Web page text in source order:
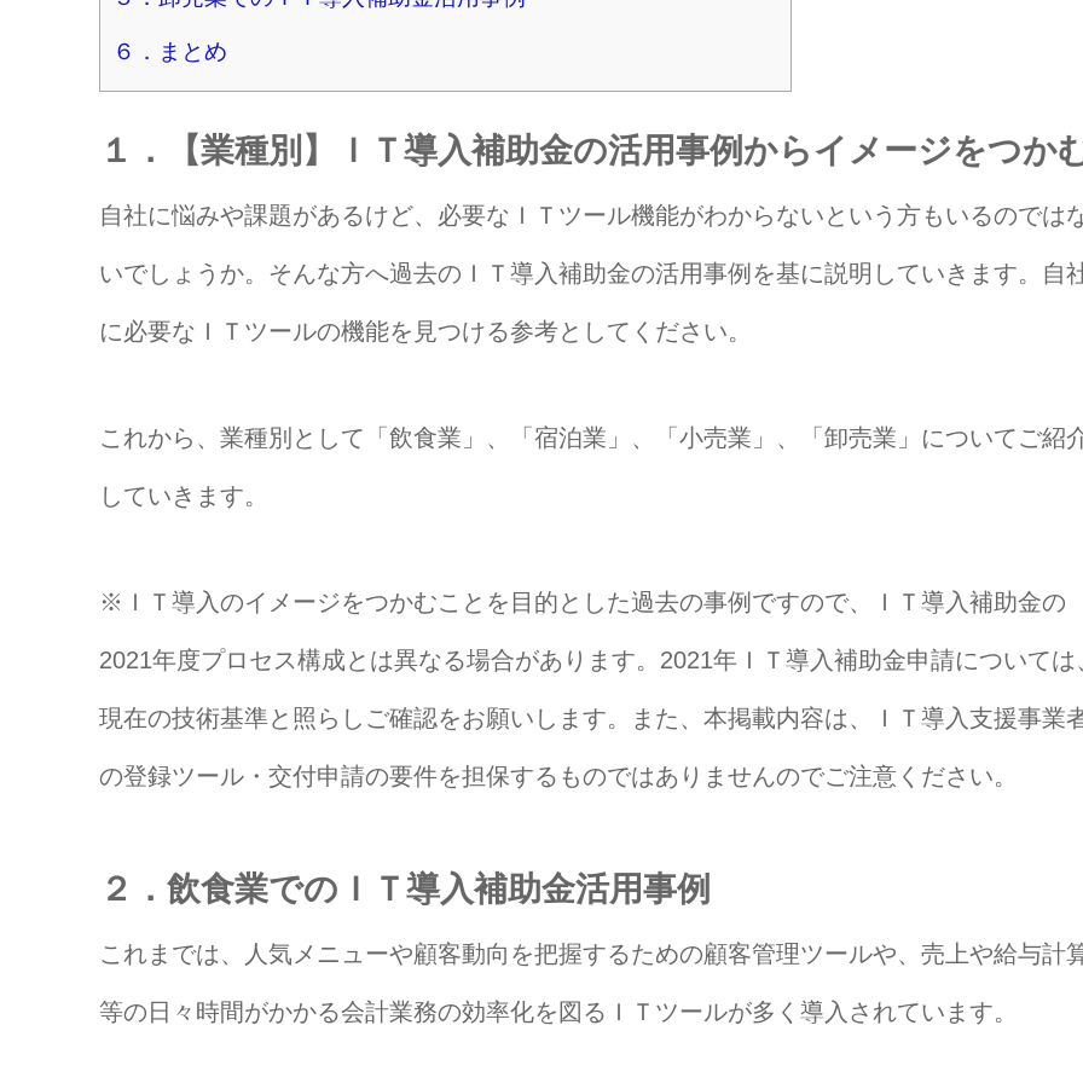
６．まとめ
１．【業種別】ＩＴ導入補助金の活用事例からイメージをつか
自社に悩みや課題があるけど、必要なＩＴツール機能がわからないという方もいるのでは
いでしょうか。そんな方へ過去のＩＴ導入補助金の活用事例を基に説明していきます。自
に必要なＩＴツールの機能を見つける参考としてください。
これから、業種別として「飲食業」、「宿泊業」、「小売業」、「卸売業」についてご紹
していきます。
※ＩＴ導入のイメージをつかむことを目的とした過去の事例ですので、ＩＴ導入補助金の
2021年度プロセス構成とは異なる場合があります。2021年ＩＴ導入補助金申請については
現在の技術基準と照らしご確認をお願いします。また、本掲載内容は、ＩＴ導入支援事業
の登録ツール・交付申請の要件を担保するものではありませんのでご注意ください。
２．飲食業でのＩＴ導入補助金活用事例
これまでは、人気メニューや顧客動向を把握するための顧客管理ツールや、売上や給与計
等の日々時間がかかる会計業務の効率化を図るＩＴツールが多く導入されています。